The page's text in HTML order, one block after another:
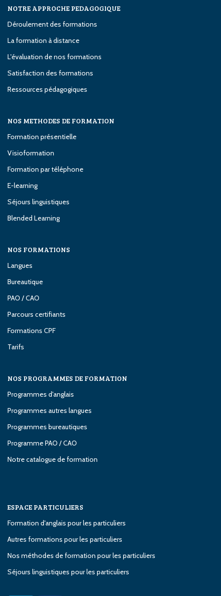
NOTRE APPROCHE PEDAGOGIQUE
Déroulement des formations
La formation à distance
L'évaluation de nos formations
Satisfaction des formations
Ressources pédagogiques
NOS METHODES DE FORMATION
Formation présentielle
Visioformation
Formation par téléphone
E-learning
Séjours linguistiques
Blended Learning
NOS FORMATIONS
Langues
Bureautique
PAO / CAO
Parcours certifiants
Formations CPF
Tarifs
NOS PROGRAMMES DE FORMATION
Programmes d'anglais
Programmes autres langues
Programmes bureautiques
Programme PAO / CAO
Notre catalogue de formation
ESPACE PARTICULIERS
Formation d'anglais pour les particuliers
Autres formations pour les particuliers
Nos méthodes de formation pour les particuliers
Séjours linguistiques pour les particuliers